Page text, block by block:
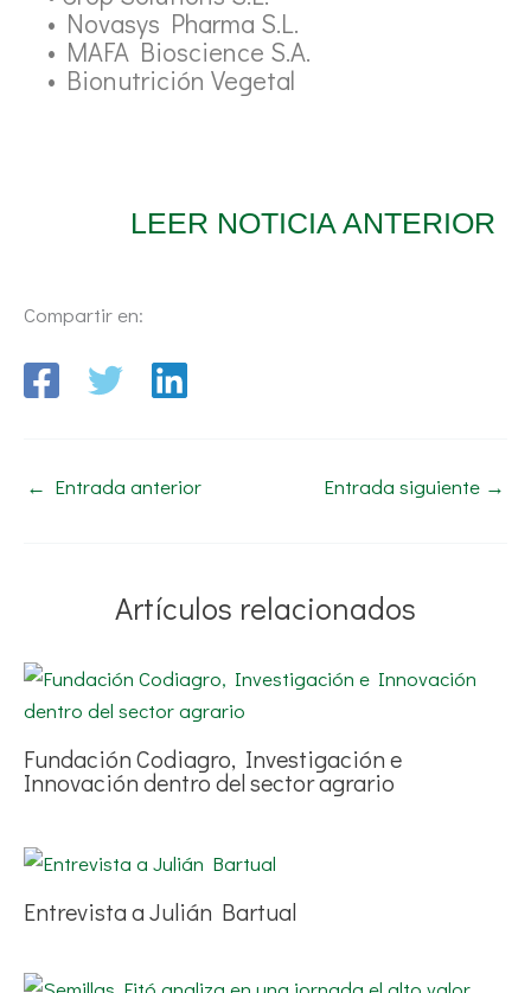
• Novasys Pharma S.L.
• MAFA Bioscience S.A.
• Bionutrición Vegetal
LEER NOTICIA ANTERIOR
Compartir en:
← Entrada anterior Entrada siguiente →
Artículos relacionados
Fundación Codiagro, Investigación e
Innovación dentro del sector agrario
Entrevista a Julián Bartual